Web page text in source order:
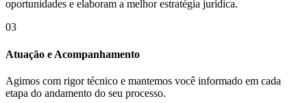
oportunidades e elaboram a melhor estratégia jurídica.
03
Atuação e Acompanhamento
Agimos com rigor técnico e mantemos você informado em cada
etapa do andamento do seu processo.